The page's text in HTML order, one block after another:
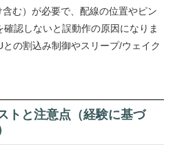
む）が必要で、配線の位置やピン
認しないと誤動作の原因になりま
の割込み制御やスリープ/ウェイク
トと注意点（経験に基づ